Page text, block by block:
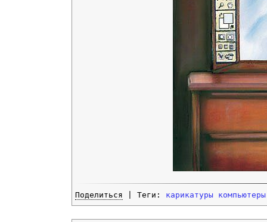
Поделиться | Теги: карикатуры компьютеры